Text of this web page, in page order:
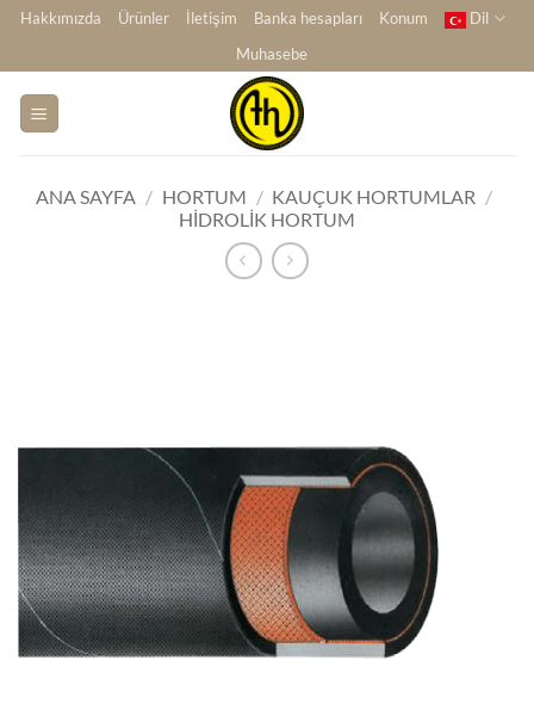
İçeriğe
Hakkımızda Ürünler İletişim Banka hesapları Konum
Dil
Muhasebe
ANA SAYFA / HORTUM / KAUÇUK HORTUMLAR /
HIDROLIK HORTUM